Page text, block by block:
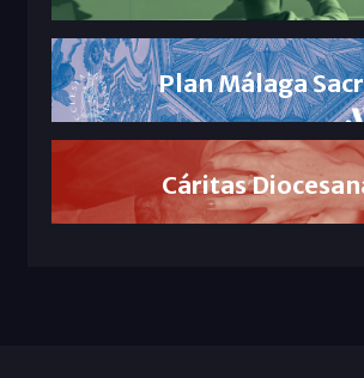
Plan Málaga
Cáritas